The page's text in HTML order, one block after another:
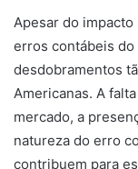
Apesar do
erros contábeis do
desdobramentos
Americanas. A
mercado, a
natureza do erro
contribuem para